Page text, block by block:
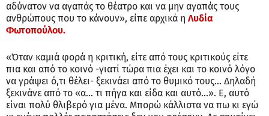
αδύνατον να αγαπάς το θέατρο και να μην αγαπάς τους
ανθρώπους που το κάνουν», είπε αρχικά η Λυδία
Φωτοπούλου.
«Όταν καμιά φορά η κριτική, είτε από τους κριτικούς είτε
πια και από το κοινό -γιατί τώρα πια έχει και το κοινό λόγο
να γράψει ό,τι θέλει- ξεκινάει από το θυμικό τους… Δηλαδή
ξεκινάνε από το «α… τι πήγα και είδα και αυτό…». Ε, αυτό
είναι πολύ θλιβερό για μένα. Μπορώ κάλλιστα να πω κι εγώ